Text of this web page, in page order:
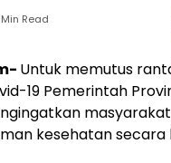
Min Read
Untuk memutus
19 Pemerintah
kesehatan secara